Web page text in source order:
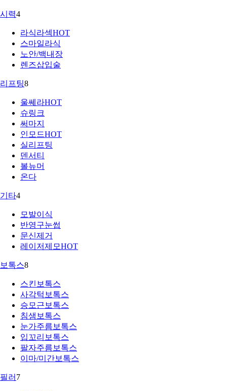
시력4
라식라섹HOT
스마일라식
노안/백내장
렌즈삽입술
리프팅8
울쎄라HOT
슈링크
써마지
인모드HOT
실리프팅
덴서티
볼뉴머
온다
기타4
모발이식
반영구눈썹
문신제거
레이저제모HOT
보톡스8
스킨보톡스
사각턱보톡스
승모근보톡스
침샘보톡스
눈가주름보톡스
입꼬리보톡스
팔자주름보톡스
이마/미간보톡스
필러 7